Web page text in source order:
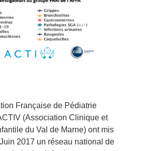
Française de Pédiatrie
(Association Clinique et
du Val de Marne) ont mis
2017 un réseau national de